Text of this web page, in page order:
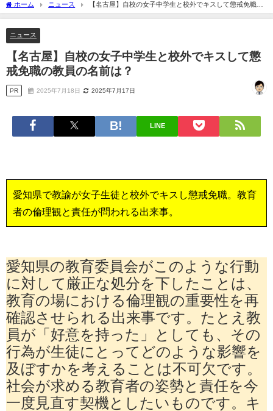
に
ホーム ニュース
【名古屋】自校の女子中学生と校外でキスして懲戒免職の
教員の名前は？
ニュース
【名古屋】自校の女子中学生と校外でキスして懲
戒免職の教員の名前は？
PR 2025年7月18日 2025年7月17日
LINE
愛知県で教諭が女子生徒と校外でキスし懲戒免職。教育
者の倫理観と責任が問われる出来事。
愛知県の教育委員会がこのような行動
に対して厳正な処分を下したことは、
教育の場における倫理観の重要性を再
確認させられる出来事です。たとえ教
員が「好意を持った」としても、その
行為が生徒にとってどのような影響を
及ぼすかを考えることは不可欠です。
社会が求める教育者の姿勢と責任を今
一度見直す契機としたいものです。キ